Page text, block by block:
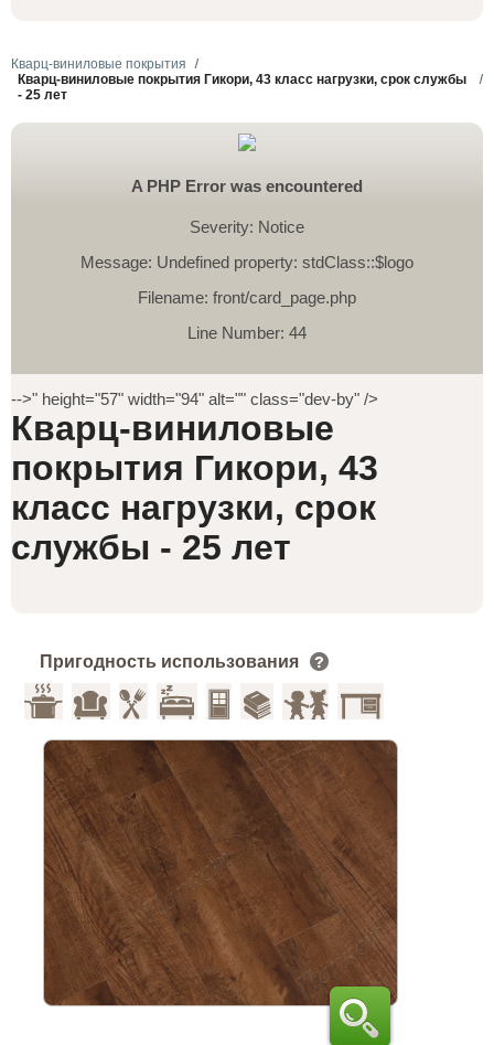
Кварц-виниловые покрытия
Кварц-виниловые покрытия Гикори, 43 класс нагрузки, срок службы
- 25 лет
A PHP Error was encountered
Severity: Notice
Message: Undefined property: stdClass::$logo
Filename: front/card_page.php
Line Number: 44
-->" height="57" width="94" alt="" class="dev-by" />
Кварц-виниловые
покрытия Гикори, 43
класс нагрузки, срок
службы - 25 лет
Пригодность использования